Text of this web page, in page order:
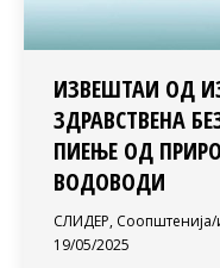
ИЗВЕШТАИ ОД
ЗДРАВСТВЕНА
ПИЕЊЕ ОД
ВОДОВОДИ
СЛИДЕР, Соопштенија/
19/05/2025